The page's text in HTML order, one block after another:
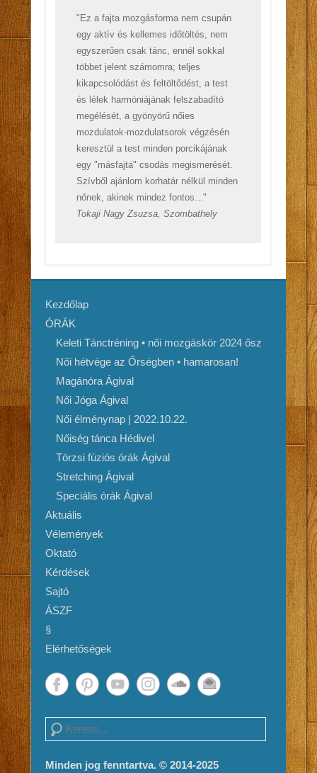
"Ez a fajta mozgásforma nem csupán
egy aktív és kellemes időtöltés, nem
egyszerűen csak tánc, ennél sokkal
többet jelent számomra; teljes
kikapcsolódást és feltöltődést, a test
és lélek harmóniájának felszabadító
megélését, a gyönyörű nőies
mozdulatok-mozdulatsorok végzésén
keresztül a test minden porcikájának
egy "másfajta" csodás megismerését.
Szívből ajánlom korhatár nélkül minden
nőnek, akinek mindez fontos..."
Tokaji Nagy Zsuzsa, Szombathely
Kezdőlap
ÓRÁK
Keleti Tánctréning • női mozgáskör 2024 ősz
Női hétvége az Őrségben • hamarosan!
Magánóra Ágival
Női Jóga Ágival
Női élménynap | 2022.10.22.
Nőiség tánca Hédivel
Törzsi fúziós órák Ágival
Stretching Ágival
Speciális órák Ágival
Aktuális
Vélemények
Oktató
Kérdések
Sajtó
ÁSZF
§
Elérhetőségek
Search
Minden jog fenntartva. © 2014-2025